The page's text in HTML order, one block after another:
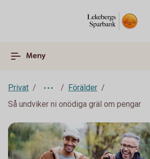
Meny
Privat
Förälder
Så undviker ni onödiga gräl om pengar